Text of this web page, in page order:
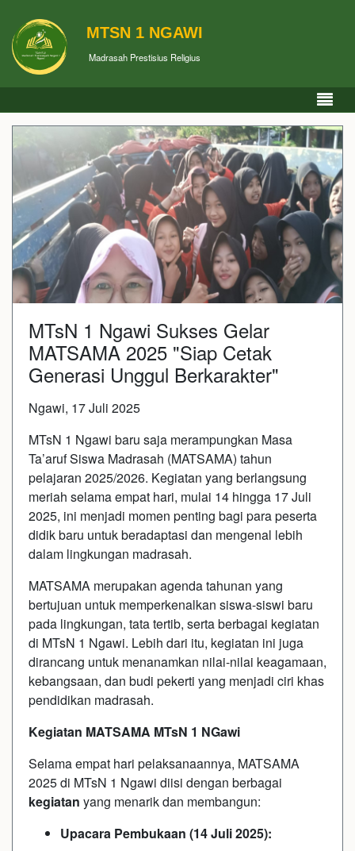
MTSN 1 NGAWI
Madrasah Prestisius Religius
MTsN 1 Ngawi Sukses Gelar
MATSAMA 2025 "Siap Cetak
Generasi Unggul Berkarakter"
Ngawi, 17 Juli 2025
MTsN 1 Ngawi baru saja merampungkan Masa
Ta’aruf Siswa Madrasah (MATSAMA) tahun
pelajaran 2025/2026. Kegiatan yang berlangsung
meriah selama empat hari, mulai 14 hingga 17 Juli
2025, ini menjadi momen penting bagi para peserta
didik baru untuk beradaptasi dan mengenal lebih
dalam lingkungan madrasah.
MATSAMA merupakan agenda tahunan yang
bertujuan untuk memperkenalkan siswa-siswi baru
pada lingkungan, tata tertib, serta berbagai kegiatan
di MTsN 1 Ngawi. Lebih dari itu, kegiatan ini juga
dirancang untuk menanamkan nilai-nilai keagamaan,
kebangsaan, dan budi pekerti yang menjadi ciri khas
pendidikan madrasah.
Kegiatan MATSAMA MTsN 1 NGawi
Selama empat hari pelaksanaannya, MATSAMA
2025 di MTsN 1 Ngawi diisi dengan berbagai
kegiatan yang menarik dan membangun:
Upacara Pembukaan (14 Juli 2025):